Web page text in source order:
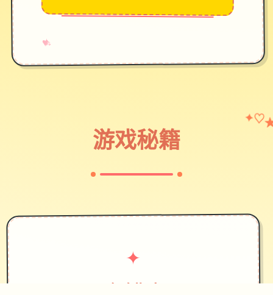
♥
✧
→
游戏秘籍
✦ ♡
✦